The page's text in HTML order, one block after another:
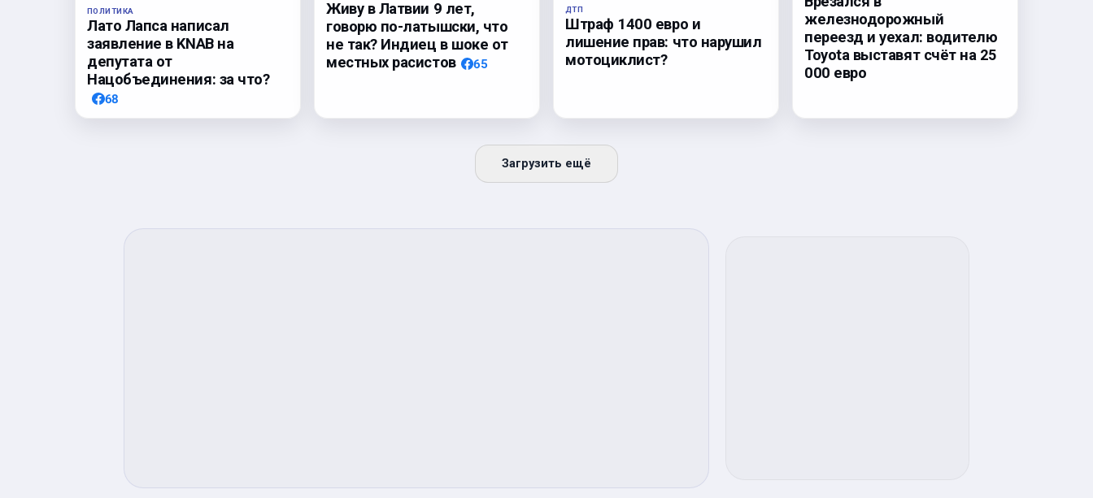
ПОЛИТИКА
Лато Лапса написал
заявление в KNAB на
депутата от
Нацобъединения: за что?
68
Живу в Латвии 9 лет,
говорю по-латышски, что
не так? Индиец в шоке от
местных расистов
65
ДТП
Штраф 1400 евро и
лишение прав: что нарушил
мотоциклист?
железнодорожный
переезд и уехал: водителю
Toyota выставят счёт на 25
000 евро
Загрузить ещё